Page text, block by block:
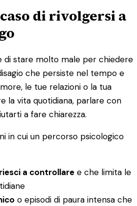
di rivolgersi a
di stare molto male per chiedere
che persiste nel tempo e
le tue relazioni o la tua
la vita quotidiana, parlare con
a fare chiarezza.
in cui un percorso psicologico
a controllare e che limita le
o episodi di paura intensa che